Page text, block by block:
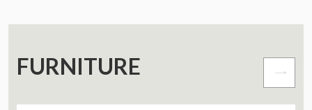
FURNITURE